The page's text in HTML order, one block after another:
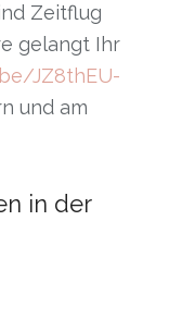
Zeitflug
gelangt Ihr
JZ8thEU-
und am
in der